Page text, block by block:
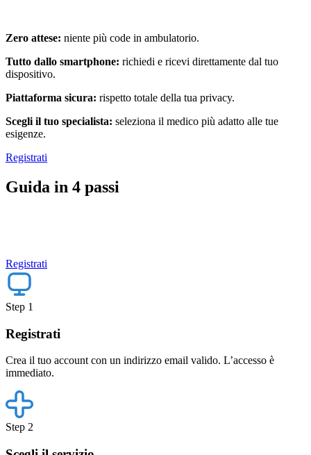
Zero attese: niente più code in ambulatorio.
Tutto dallo smartphone: richiedi e ricevi direttamente dal tuo
dispositivo.
Piattaforma sicura: rispetto totale della tua privacy.
Scegli il tuo specialista: seleziona il medico più adatto alle tue
esigenze.
Registrati
Guida in 4 passi
Registrati
Step 1
Registrati
Crea il tuo account con un indirizzo email valido. L’accesso è
immediato.
Step 2